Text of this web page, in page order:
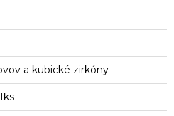
a kubické zirkóny